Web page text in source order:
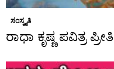
ಸಂಸ್ಕೃತಿ
ರಾಧಾ ಕೃಷ್ಣ ಪವಿತ್ರ ಪ್ರೀತಿ